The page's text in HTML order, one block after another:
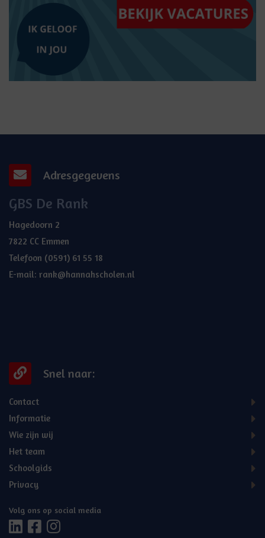
Adresgegevens
GBS De Rank
Hagedoorn 2
7822 CC Emmen
Telefoon (0591) 61 55 18
E-mail: rank@hannahscholen.nl
Snel naar:
Contact
Informatie
Wie zijn wij
Het team
Schoolgids
Privacy
Volg ons op social media